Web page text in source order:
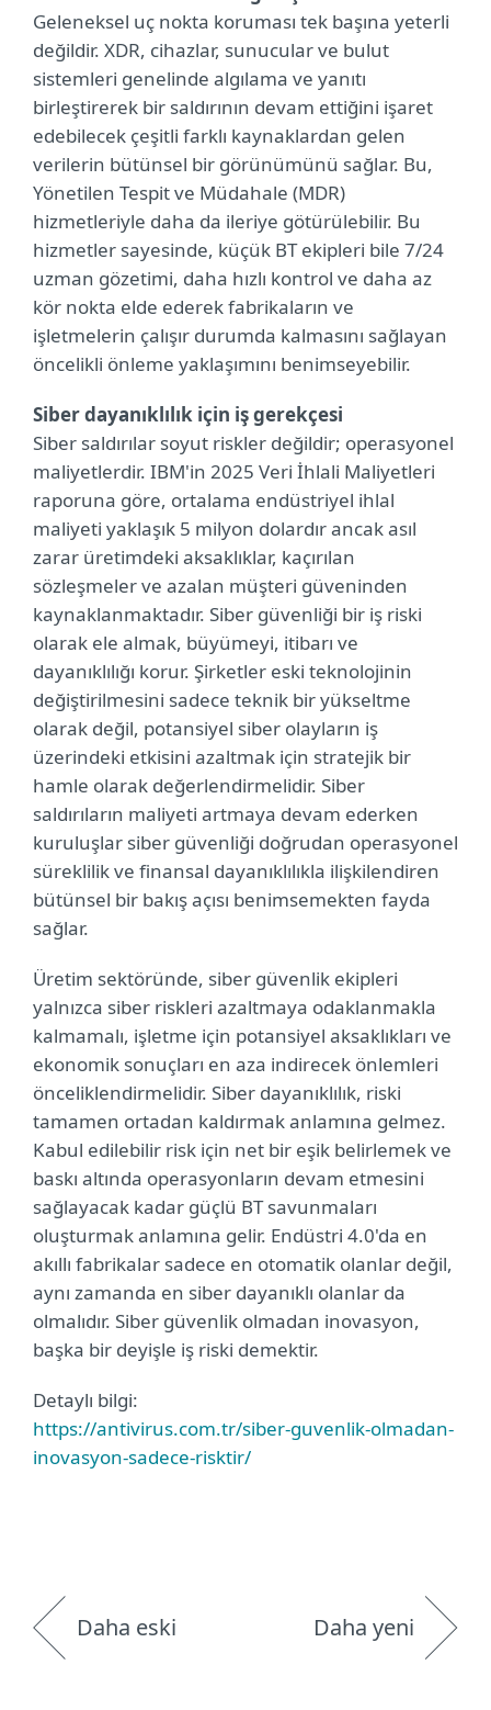
Geleneksel uç nokta koruması tek başına yeterli
değildir. XDR, cihazlar, sunucular ve bulut
sistemleri genelinde algılama ve yanıtı
birleştirerek bir saldırının devam ettiğini işaret
edebilecek çeşitli farklı kaynaklardan gelen
verilerin bütünsel bir görünümünü sağlar. Bu,
Yönetilen Tespit ve Müdahale (MDR)
hizmetleriyle daha da ileriye götürülebilir. Bu
hizmetler sayesinde, küçük BT ekipleri bile 7/24
uzman gözetimi, daha hızlı kontrol ve daha az
kör nokta elde ederek fabrikaların ve
işletmelerin çalışır durumda kalmasını sağlayan
öncelikli önleme yaklaşımını benimseyebilir.
Siber dayanıklılık için iş gerekçesi
Siber saldırılar soyut riskler değildir; operasyonel
maliyetlerdir. IBM'in 2025 Veri İhlali Maliyetleri
raporuna göre, ortalama endüstriyel ihlal
maliyeti yaklaşık 5 milyon dolardır ancak asıl
zarar üretimdeki aksaklıklar, kaçırılan
sözleşmeler ve azalan müşteri güveninden
kaynaklanmaktadır. Siber güvenliği bir iş riski
olarak ele almak, büyümeyi, itibarı ve
dayanıklılığı korur. Şirketler eski teknolojinin
değiştirilmesini sadece teknik bir yükseltme
olarak değil, potansiyel siber olayların iş
üzerindeki etkisini azaltmak için stratejik bir
hamle olarak değerlendirmelidir. Siber
saldırıların maliyeti artmaya devam ederken
kuruluşlar siber güvenliği doğrudan operasyonel
süreklilik ve finansal dayanıklılıkla ilişkilendiren
bütünsel bir bakış açısı benimsemekten fayda
sağlar.
Üretim sektöründe, siber güvenlik ekipleri
yalnızca siber riskleri azaltmaya odaklanmakla
kalmamalı, işletme için potansiyel aksaklıkları ve
ekonomik sonuçları en aza indirecek önlemleri
önceliklendirmelidir. Siber dayanıklılık, riski
tamamen ortadan kaldırmak anlamına gelmez.
Kabul edilebilir risk için net bir eşik belirlemek ve
baskı altında operasyonların devam etmesini
sağlayacak kadar güçlü BT savunmaları
oluşturmak anlamına gelir. Endüstri 4.0'da en
akıllı fabrikalar sadece en otomatik olanlar değil,
aynı zamanda en siber dayanıklı olanlar da
olmalıdır. Siber güvenlik olmadan inovasyon,
başka bir deyişle iş riski demektir.
Detaylı bilgi:
https://antivirus.com.tr/siber-guvenlik-olmadan-
inovasyon-sadece-risktir/
Daha eski Daha yeni